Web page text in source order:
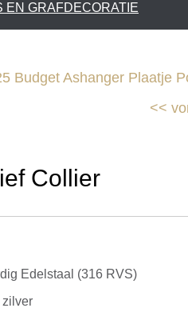
EN GRAFDECORATIE
Budget Ashanger Plaatje
<<
Collier
Edelstaal (316 RVS)
zilver